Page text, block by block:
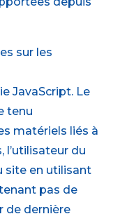
sur les
JavaScript. Le
tenu
matériels liés à
l’utilisateur du
site en utilisant
pas de
de dernière